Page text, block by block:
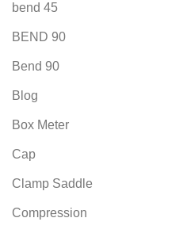
bend 45
BEND 90
Bend 90
Blog
Box Meter
Cap
Clamp Saddle
Compression